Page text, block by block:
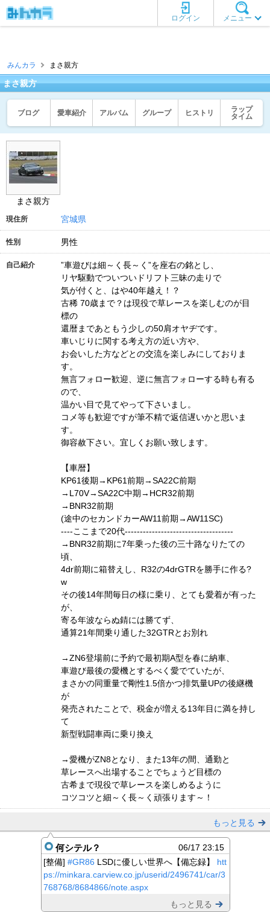
メニュー
ログイン
みんカラ まさ親方
まさ親方
ブログ 愛車紹介 アルバム グループ ヒストリ
ラップ
タイム
まさ親方
現住所 宮城県
性別 男性
自己紹介
”車遊びは細～く長～く”を座右の銘とし、
リヤ駆動でついついドリフト三昧の走りで
気が付くと、はや40年越え！？
古稀 70歳まで？は現役で草レースを楽しむのが目
標の
還暦まであともう少しの50肩オヤヂです。
車いじりに関する考え方の近い方や、
お会いした方などとの交流を楽しみにしておりま
す。
無言フォロー歓迎、逆に無言フォローする時も有る
ので、
温かい目で見てやって下さいまし。
コメ等も歓迎ですが筆不精で返信遅いかと思いま
す。
御容赦下さい。宜しくお願い致します。
【車暦】
KP61後期→KP61前期→SA22C前期
→L70V→SA22C中期→HCR32前期
→BNR32前期
(途中のセカンドカーAW11前期→AW11SC)
----ここまで20代------------------------------------
→BNR32前期に7年乗った後の三十路なりたての
頃、
4dr前期に箱替えし、R32の4drGTRを勝手に作る?
w
その後14年間毎日の様に乗り、とても愛着が有った
が、
寄る年波ならぬ錆には勝てず、
通算21年間乗り通した32GTRとお別れ
→ZN6登場前に予約で最初期A型を春に納車、
車遊び最後の愛機とするべく愛でていたが、
まさかの同重量で剛性1.5倍かつ排気量UPの後継機
が
発売されたことで、税金が増える13年目に満を持し
て
新型戦闘車両に乗り換え
→愛機がZN8となり、また13年の間、通勤と
草レースへ出場することでちょうど目標の
古希まで現役で草レースを楽しめるように
コツコツと細～く長～く頑張ります～！
もっと見る
何シテル？
06/17 23:15
[整備] #GR86 LSDに優しい世界へ【備忘録】 htt
ps://minkara.carview.co.jp/userid/2496741/car/3
768768/8684866/note.aspx
もっと見る